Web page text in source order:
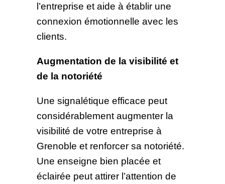
l’entreprise et aide à établir une
connexion émotionnelle avec les
clients.
Augmentation de la visibilité et
de la notoriété
Une signalétique efficace peut
considérablement augmenter la
visibilité de votre entreprise à
Grenoble et renforcer sa notoriété.
Une enseigne bien placée et
éclairée peut attirer l’attention de